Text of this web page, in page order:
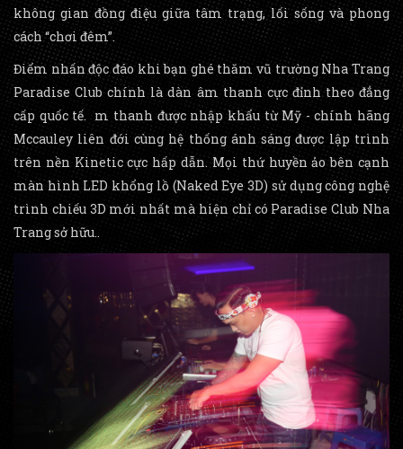
không gian đồng điệu giữa tâm trạng, lối sống và phong
cách “chơi đêm”.
Điểm nhấn độc đáo khi bạn ghé thăm vũ trường Nha Trang
Paradise Club chính là dàn âm thanh cực đỉnh theo đẳng
cấp quốc tế. m thanh được nhập khẩu từ Mỹ - chính hãng
Mccauley liên đới cùng hệ thống ánh sáng được lập trình
trên nền Kinetic cực hấp dẫn. Mọi thứ huyền ảo bên cạnh
màn hình LED khổng lồ (Naked Eye 3D) sử dụng công nghệ
trình chiếu 3D mới nhất mà hiện chỉ có Paradise Club Nha
Trang sở hữu..